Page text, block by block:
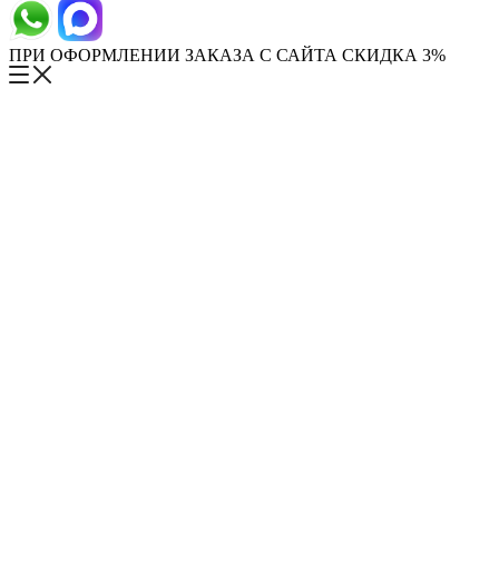
ПРИ ОФОРМЛЕНИИ ЗАКАЗА С САЙТА СКИДКА 3%